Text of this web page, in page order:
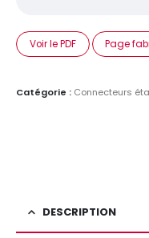
Voir le PDF Page
Catégorie : Connecteurs
DESCRIPTION